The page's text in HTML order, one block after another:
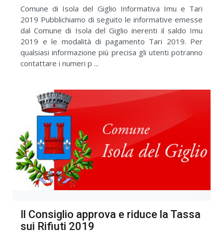
Comune di Isola del Giglio Informativa Imu e Tari
2019 Pubblichiamo di seguito le informative emesse
dal Comune di Isola del Giglio inerenti il saldo Imu
2019 e le modalità di pagamento Tari 2019. Per
qualsiasi informazione più precisa gli utenti potranno
contattare i numeri p ...
Il Consiglio approva e riduce la Tassa
sui Rifiuti 2019